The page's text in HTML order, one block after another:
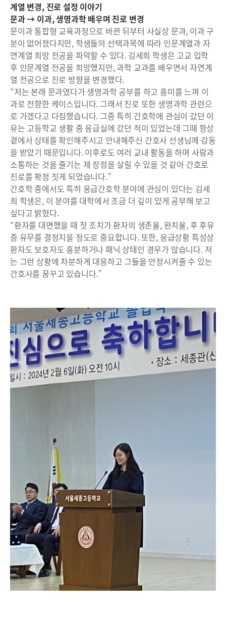
계열 변경, 진로 설정 이야기
문과 → 이과, 생명과학 배우며 진로 변경
문이과 통합형 교육과정으로 바뀐 뒤부터 사실상 문과, 이과 구
분이 없어졌다지만, 학생들의 선택과목에 따라 인문계열과 자
연계열 희망 전공을 파악할 수 있다. 김세희 학생은 고교 입학
후 인문계열 전공을 희망했지만, 과학 교과를 배우면서 자연계
열 전공으로 진로 방향을 변경했다.
“저는 본래 문과였다가 생명과학 공부를 하고 흥미를 느껴 이
과로 전향한 케이스입니다. 그래서 진로 또한 생명과학 관련으
로 가겠다고 다짐했습니다. 그중 특히 간호학에 관심이 갔던 이
유는 고등학교 생활 중 응급실에 갔던 적이 있었는데 그때 항상
곁에서 상태를 확인해주시고 안내해주신 간호사 선생님께 감동
을 받았기 때문입니다. 이후로도 여러 교내 활동을 하며 사람과
소통하는 것을 즐기는 제 장점을 살릴 수 있을 것 같아 간호로
진로를 확정 짓게 되었습니다.”
간호학 중에서도 특히 응급간호학 분야에 관심이 있다는 김세
희 학생은, 이 분야를 대학에서 조금 더 깊이 있게 공부해 보고
싶다고 밝혔다.
“환자를 대면했을 때 첫 조치가 환자의 생존율, 완치율, 후 후유
증 유무를 결정지을 정도로 중요합니다. 또한, 응급상황 특성상
환자도 보호자도 흥분하거나 패닉 상태인 경우가 많습니다. 저
는 그런 상황에 차분하게 대응하고 그들을 안정시켜줄 수 있는
간호사를 꿈꾸고 있습니다.”